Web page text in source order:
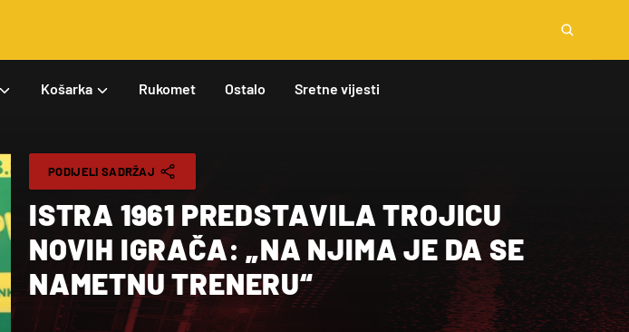
Košarka Rukomet Ostalo Sretne vijesti
PODIJELI SADRŽAJ
ISTRA 1961 PREDSTAVILA TROJICU
NOVIH IGRAČA: „NA NJIMA JE DA SE
NAMETNU TRENERU“